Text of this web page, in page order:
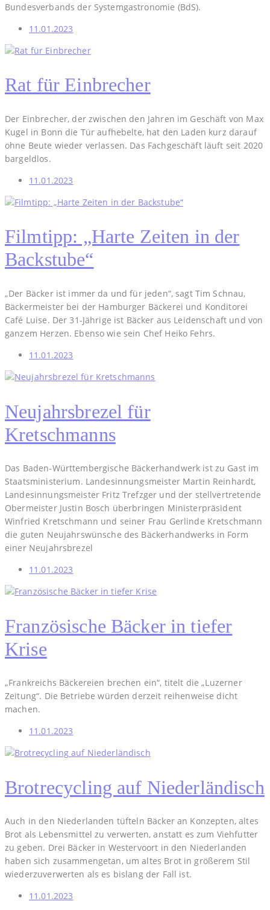
Bundesverbands der Systemgastronomie (BdS).
11.01.2023
Rat für Einbrecher
Der Einbrecher, der zwischen den Jahren im Geschäft von Max
Kugel in Bonn die Tür aufhebelte, hat den Laden kurz darauf
ohne Beute wieder verlassen. Das Fachgeschäft läuft seit 2020
bargeldlos.
11.01.2023
Filmtipp: „Harte Zeiten in der
Backstube“
„Der Bäcker ist immer da und für jeden“, sagt Tim Schnau,
Bäckermeister bei der Hamburger Bäckerei und Konditorei
Café Luise. Der 31-Jährige ist Bäcker aus Leidenschaft und von
ganzem Herzen. Ebenso wie sein Chef Heiko Fehrs.
11.01.2023
Neujahrsbrezel für
Kretschmanns
Das Baden-Württembergische Bäckerhandwerk ist zu Gast im
Staatsministerium. Landesinnungsmeister Martin Reinhardt,
Landesinnungsmeister Fritz Trefzger und der stellvertretende
Obermeister Justin Bosch überbringen Ministerpräsident
Winfried Kretschmann und seiner Frau Gerlinde Kretschmann
die guten Neujahrswünsche des Bäckerhandwerks in Form
einer Neujahrsbrezel
11.01.2023
Französische Bäcker in tiefer
Krise
„Frankreichs Bäckereien brechen ein“, titelt die „Luzerner
Zeitung“. Die Betriebe würden derzeit reihenweise dicht
machen.
11.01.2023
Brotrecycling auf Niederländisch
Auch in den Niederlanden tüfteln Bäcker an Konzepten, altes
Brot als Lebensmittel zu verwerten, anstatt es zum Viehfutter
zu geben. Drei Bäcker in Westervoort in den Niederlanden
haben sich zusammengetan, um altes Brot in größerem Stil
wiederzuverwerten als es bislang der Fall ist.
11.01.2023